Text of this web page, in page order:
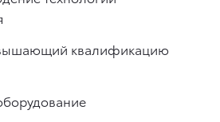
квалификацию